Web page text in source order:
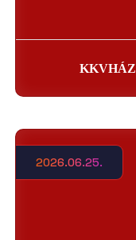
KKVHÁZ
2026.06.25.